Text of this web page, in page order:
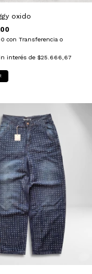
oxido
con Transferencia o
interés de $25.666,67